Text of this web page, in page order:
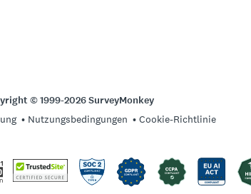
© 1999-2026 SurveyMonkey
Nutzungsbedingungen Cookie-Richtlinie